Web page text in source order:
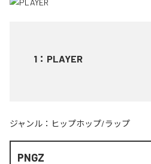
1 ： PLAYER
ジャンル： ヒップホップ/ラップ
PNGZ